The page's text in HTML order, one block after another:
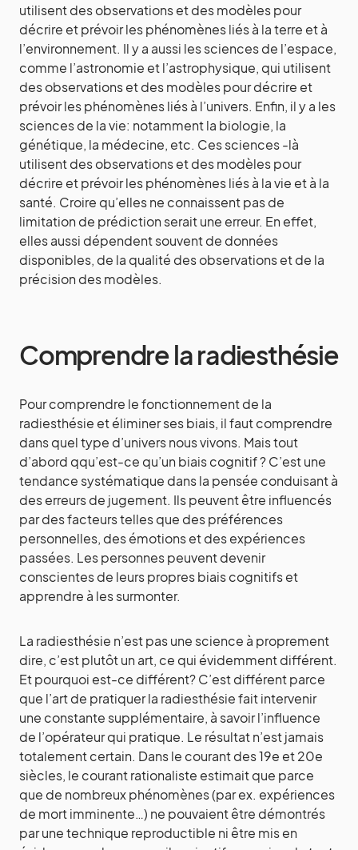
utilisent des observations et des modèles pour
décrire et prévoir les phénomènes liés à la terre et à
l’environnement. Il y a aussi les sciences de l’espace,
comme l’astronomie et l’astrophysique, qui utilisent
des observations et des modèles pour décrire et
prévoir les phénomènes liés à l’univers. Enfin, il y a les
sciences de la vie: notamment la biologie, la
génétique, la médecine, etc. Ces sciences -là
utilisent des observations et des modèles pour
décrire et prévoir les phénomènes liés à la vie et à la
santé. Croire qu’elles ne connaissent pas de
limitation de prédiction serait une erreur. En effet,
elles aussi dépendent souvent de données
disponibles, de la qualité des observations et de la
précision des modèles.
Comprendre la radiesthésie
Pour comprendre le fonctionnement de la
radiesthésie et éliminer ses biais, il faut comprendre
dans quel type d’univers nous vivons. Mais tout
d’abord qqu’est-ce qu’un biais cognitif ? C’est une
tendance systématique dans la pensée conduisant à
des erreurs de jugement. Ils peuvent être influencés
par des facteurs telles que des préférences
personnelles, des émotions et des expériences
passées. Les personnes peuvent devenir
conscientes de leurs propres biais cognitifs et
apprendre à les surmonter.
La radiesthésie n’est pas une science à proprement
dire, c’est plutôt un art, ce qui évidemment différent.
Et pourquoi est-ce différent? C’est différent parce
que l’art de pratiquer la radiesthésie fait intervenir
une constante supplémentaire, à savoir l’influence
de l’opérateur qui pratique. Le résultat n’est jamais
totalement certain. Dans le courant des 19e et 20e
siècles, le courant rationaliste estimait que parce
que de nombreux phénomènes (par ex. expériences
de mort imminente…) ne pouvaient être démontrés
par une technique reproductible ni être mis en